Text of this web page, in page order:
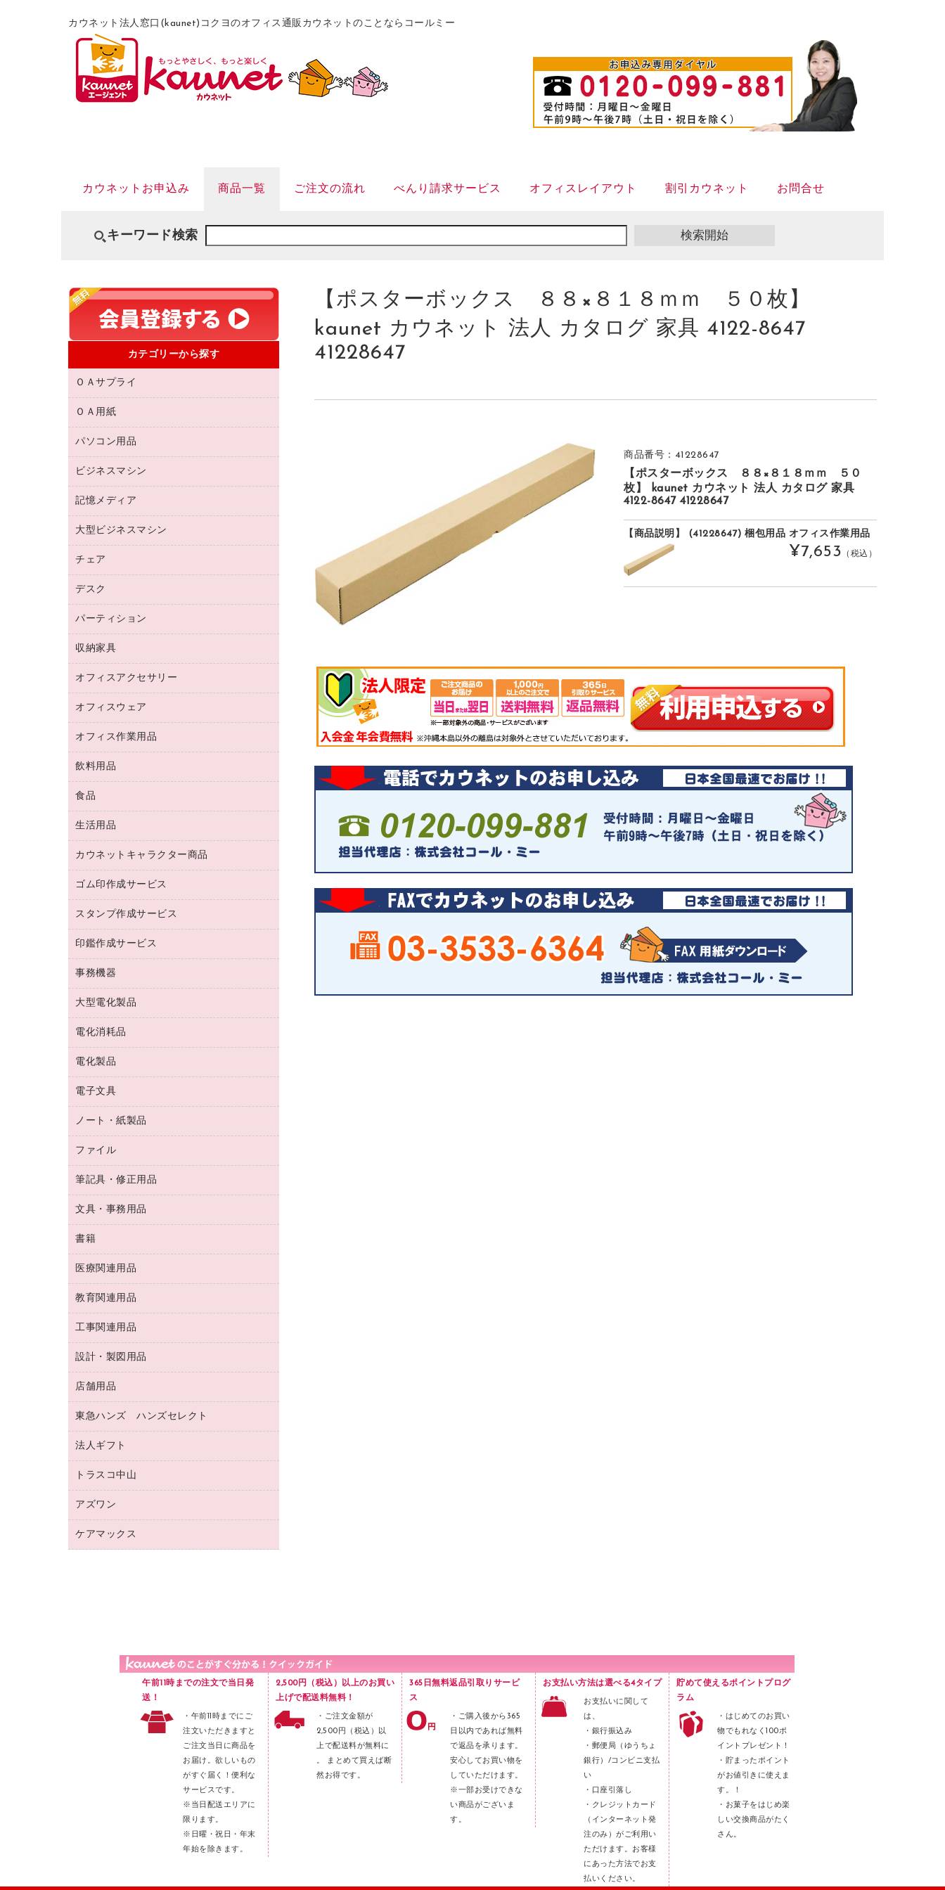
カウネット法人窓口(kaunet)コクヨのオフィス通販カウネットのことならコールミー
カウネットお申込み 商品一覧 ご注文の流れ べんり請求サービス オフィスレイアウト 割引カウネット お問合せ
キーワード検索
【ポスターボックス ８８×８１８ｍｍ ５０枚】
kaunet カウネット 法人 カタログ 家具 4122-8647
41228647
商品番号：41228647
【ポスターボックス ８８×８１８ｍｍ ５０
枚】 kaunet カウネット 法人 カタログ 家具
4122-8647 41228647
【商品説明】 (41228647) 梱包用品 オフィス作業用品
¥7,653 （税込）
カテゴリーから探す
ＯＡサプライ
互換インクカートリッジ
リサイクルトナー（プール方式）
リサイクルインクカートリッジ
プリンタ用リボン
トナーカートリッジ
コピートナー
インクカートリッジ
ＯＡ用紙
名刺用紙
ワープロ用紙
ラベル用紙
プロッター用紙
ハガキ用紙
その他コピー用紙・プリンタ用紙
コピー用紙
パソコン用品
パソコン周辺機器
マウスパッド
マウス
パソコンバッグ／収納用品
ネットワーク／ＬＡＮ機器
ネットワーク／ＬＡＮアクセサリー
セキュリティ用品
ＵＳＢハブ／ＵＳＢアクセサリー
ＯＡフィルター
ＯＡクリーナー／エアダスター
ＨＤＤ／ＳＳＤ
ディスプレイモニター
ビジネスマシン
電話機
レーザープリンタ／複合機
メモリーカード
プロジェクタ
ファクシミリ
デジタルカメラ
スキャナー
コピー機
記憶メディア
ブルーレイディスク
ＣＤ－ＲＷ
ＣＤ－Ｒ
メディア収納用品
大型ビジネスマシン
プリンタ
チェア
応接イス・ベンチ
オフィスチェア
デスク
ミーティングテーブル
デスク
カウンター
パーティション
ホワイトボード・黒板
収納家具
保管庫・書庫
ロッカー・下駄箱
その他収納
オフィスアクセサリー
オフィスアクセサリー
オフィスウェア
医療・介護・ワーキングウェア
ブラウス・シャツ
アウター
オフィス作業用品
養生用品
防災用備蓄食品・飲料
台車・脚立
倉庫収納用品
作業用雑貨
梱包用品
梱包用テープ
園芸用品
ペット用品
飲料用品
緑茶飲料
茶葉・インスタント
紅茶・バラエティ飲料
レギュラーコーヒー
ミルク・シュガー
ソフトドリンク
コーヒーメーカー・備品
インスタントコーヒー
食品
食品
生活用品
浴室用品
台所用洗剤
掃除用品
掃除用洗剤
洗濯用品
消臭・芳香剤
殺虫剤
飲食用消耗品
ハンドソープ・石鹸
トイレ用品
トイレ用洗剤
ティッシュペーパー
ダストボックス
タオル・アメニティ用品
スリッパ・サンダル・シューズ
スポーツ・レジャー用品
ゴミ袋
キッチン用品
食品添加物製品
カウネットキャラクター商品
カウネットキャラクター商品
ゴム印作成サービス
ゴム印作成サービス
ゴム印（一行印）作成サービス
ゴム印（フリーサイズ印）作成サービス
スタンプ作成サービス
シヤチハタスタンプ作成サービス
カウネットスタンプ作成サービス
印鑑作成サービス
印鑑作成サービス
事務機器
大型シュレッダー（共配）
レーザーポインター
ラミネートフィルム
ラミネータ
タイムレコーダー
シュレッダ
ＯＨＰ用品
大型電化製品
冷蔵庫・キッチン・調理家電
テレビ・ＡＶ機器
電化消耗品
電球・蛍光灯
乾電池・充電池
フィルム・カメラ用品
デスクライト
アルバム
電化製品
掃除機・クリーナー
空調・季節家電
その他電化製品
キッチン・調理家電
ＯＡタップ／延長コード
電子文具
電卓
ラベルテープ
その他電子文具
ノート・紙製品
封筒
伝票
典礼用品
帳簿
額縁
各種用紙
ルーズリーフ
ファイル
名刺整理用品
板目表紙・綴込表紙
背幅が伸びるファイル
統一伝票用ファイル
収納保存用品
レターファイル
リングファイル
プレゼン用ファイル
ファイルボックス
パイプ式ファイル
その他ファイル
クリヤーホルダー
クリヤーブック（差替式）
クリヤーブック（固定式）
２穴リフィル・２穴インデックス
筆記具・修正用品
万年筆
消しゴム
修正液・修正ペン
修正テープ
鉛筆
マーキングペン（油性）
マーキングペン（水性）
ボールペン（油性）
ボールペン（ゲルインク）
シャープペンシル用替芯
文具・事務用品
輪ゴム
両面テープ
名札
保管・整理用品
壁面／足元収納
備品／小物ケース
透明テープ 事務用
電話台
針なしステープラー
紙めくり
裁断機
レターケース
ラベル類
メンディングテープ
メッシュケース／ペンケース
ブックエンド／ブックスタンド
書籍
パソコンソフト
医療関連用品
保健用品
使い捨て手袋
感染症対策用品
介護用品
医療関連用品
品）
教育関連用品
教育関連用品
工事関連用品
工事関連用品
設計・製図用品
設計・製図用品
店舗用品
店舗運営用品
陳列什器
紙手提げ袋
レジ・ポリ袋
ディスプレイ用品
カウンター／お会計用品
東急ハンズ ハンズセレクト
東急ハンズ
法人ギフト
高島屋
高島屋（食品・飲料）
カウネットギフト（食品・飲料）
トラスコ中山
建築・作業用品
アズワン
医療・介護用品（食品・飲料・食添製
品）
ケアマックス
午前11時までの注文で当日発
送！
・午前11時までにご
注文いただきますと
ご注文当日に商品を
お届け。欲しいもの
がすぐ届く！便利な
サービスです。
※当日配送エリアに
限ります。
※日曜・祝日・年末
年始を除きます。
2,500円（税込）以上のお買い
上げで配送料無料！
・ご注文金額が
2,500円（税込）以
上で配送料が無料に
。 まとめて買えば断
然お得です。
365日無料返品引取りサービ
ス
・ご購入後から365
日以内であれば無料
で返品を承ります。
安心してお買い物を
していただけます。
※一部お受けできな
い商品がございま
す。
お支払い方法は選べる4タイプ
お支払いに関して
は、
・銀行振込み
・郵便局（ゆうちょ
銀行）/コンビニ支払
い
・口座引落し
・クレジットカード
（インターネット発
注のみ）がご利用い
ただけます。お客様
にあった方法でお支
払いください。
貯めて使えるポイントプログ
ラム
・はじめてのお買い
物でもれなく100ポ
イントプレゼント！
・貯まったポイント
がお値引きに使えま
す。！
・お菓子をはじめ楽
しい交換商品がたく
さん。